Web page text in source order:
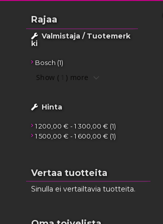
Rajaa
Valmistaja / Tuotemerk
ki
Bosch 1tuote
Show ( ) more
Hinta
1 200,00 € -1 300,00 € 1tuote
1 500,00 € -1 600,00 € 1tuote
Vertaa tuotteita
Sinulla ei vertailtavia tuotteita.